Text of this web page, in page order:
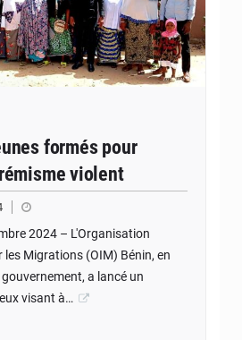
formés pour
violent
2024 – L'Organisation
Migrations (OIM) Bénin, en
a lancé un
visant à…